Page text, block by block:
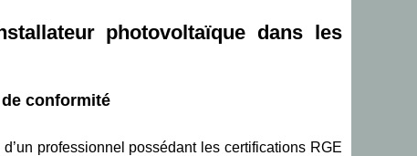
photovoltaïque dans les
conformité
professionnel possédant les certifications RGE